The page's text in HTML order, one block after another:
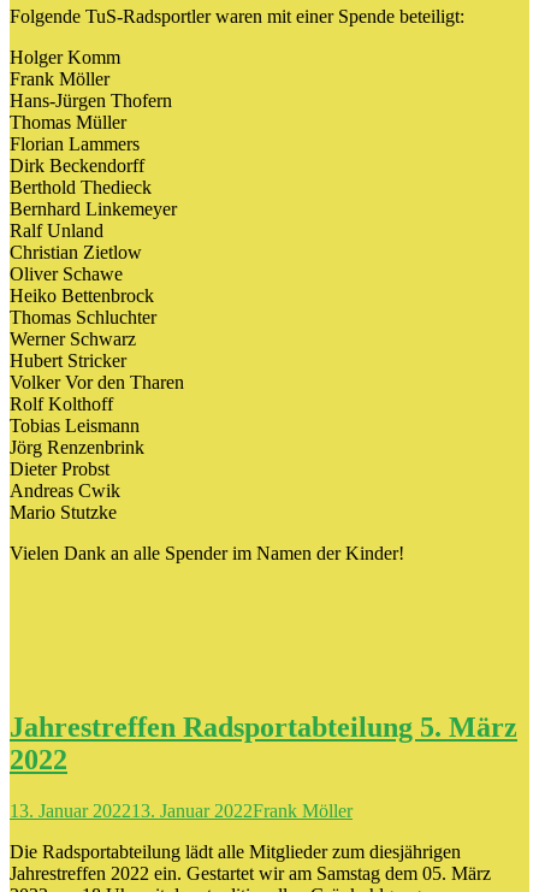
Folgende TuS-Radsportler waren mit einer Spende beteiligt:
Holger Komm
Frank Möller
Hans-Jürgen Thofern
Thomas Müller
Florian Lammers
Dirk Beckendorff
Berthold Thedieck
Bernhard Linkemeyer
Ralf Unland
Christian Zietlow
Oliver Schawe
Heiko Bettenbrock
Thomas Schluchter
Werner Schwarz
Hubert Stricker
Volker Vor den Tharen
Rolf Kolthoff
Tobias Leismann
Jörg Renzenbrink
Dieter Probst
Andreas Cwik
Mario Stutzke
Vielen Dank an alle Spender im Namen der Kinder!
Jahrestreffen Radsportabteilung 5. März
2022
13. Januar 202213. Januar 2022Frank Möller
Die Radsportabteilung lädt alle Mitglieder zum diesjährigen
Jahrestreffen 2022 ein. Gestartet wir am Samstag dem 05. März